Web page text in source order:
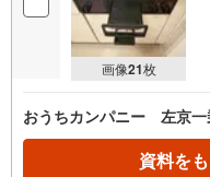
画像21枚
おうちカンパニー 左京
資料を